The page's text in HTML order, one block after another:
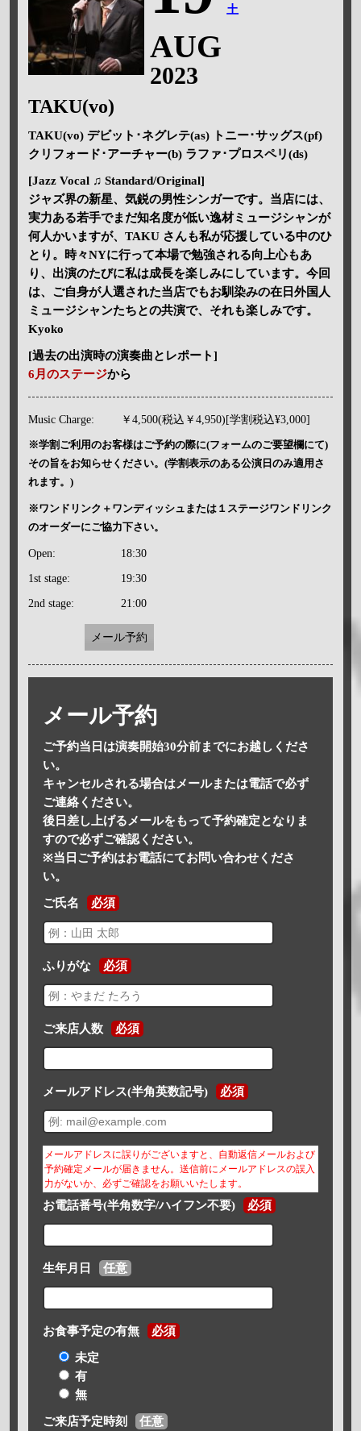
土
AUG
2023
TAKU(vo)
TAKU(vo) デビット･ネグレテ(as) トニー･サッグス(pf)
クリフォード･アーチャー(b) ラファ･プロスペリ(ds)
[Jazz Vocal ♫ Standard/Original]
ジャズ界の新星、気鋭の男性シンガーです。当店には、
実力ある若手でまだ知名度が低い逸材ミュージシャンが
何人かいますが、TAKU さんも私が応援している中のひ
とり。時々NYに行って本場で勉強される向上心もあ
り、出演のたびに私は成長を楽しみにしています。今回
は、ご自身が人選された当店でもお馴染みの在日外国人
ミュージシャンたちとの共演で、それも楽しみです。
Kyoko
[過去の出演時の演奏曲とレポート]
6月のステージから
Music Charge: ￥4,500(税込￥4,950)[学割税込¥3,000]
※学割ご利用のお客様はご予約の際に(フォームのご要望欄にて)
その旨をお知らせください。(学割表示のある公演日のみ適用さ
れます。)
※ワンドリンク＋ワンディッシュまたは１ステージワンドリンク
のオーダーにご協力下さい。
Open: 18:30
1st stage: 19:30
2nd stage: 21:00
メール予約
メール予約
ご予約当日は演奏開始30分前までにお越しくださ
い。
キャンセルされる場合はメールまたは電話で必ず
ご連絡ください。
後日差し上げるメールをもって予約確定となりま
すので必ずご確認ください。
※当日ご予約はお電話にてお問い合わせくださ
い。
ご氏名 必須
ふりがな 必須
ご来店人数 必須
メールアドレス(半角英数記号) 必須
メールアドレスに誤りがございますと、自動返信メールおよび
予約確定メールが届きません。送信前にメールアドレスの誤入
力がないか、必ずご確認をお願いいたします。
お電話番号(半角数字/ハイフン不要) 必須
生年月日 任意
お食事予定の有無 必須
未定
有
無
ご来店予定時刻 任意